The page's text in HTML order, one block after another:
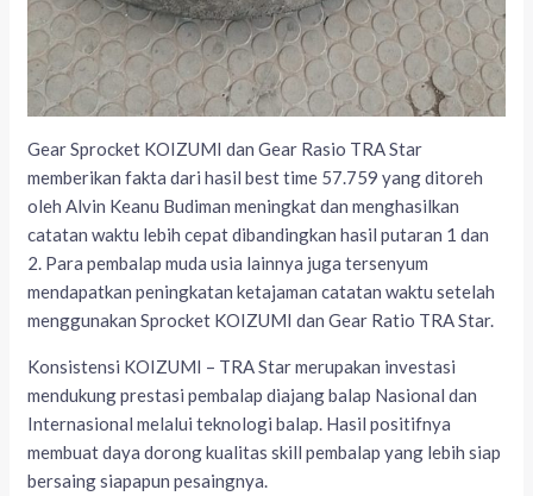
Gear Sprocket KOIZUMI dan Gear Rasio TRA Star
memberikan fakta dari hasil best time 57.759 yang ditoreh
oleh Alvin Keanu Budiman meningkat dan menghasilkan
catatan waktu lebih cepat dibandingkan hasil putaran 1 dan
2. Para pembalap muda usia lainnya juga tersenyum
mendapatkan peningkatan ketajaman catatan waktu setelah
menggunakan Sprocket KOIZUMI dan Gear Ratio TRA Star.
Konsistensi KOIZUMI – TRA Star merupakan investasi
mendukung prestasi pembalap diajang balap Nasional dan
Internasional melalui teknologi balap. Hasil positifnya
membuat daya dorong kualitas skill pembalap yang lebih siap
bersaing siapapun pesaingnya.